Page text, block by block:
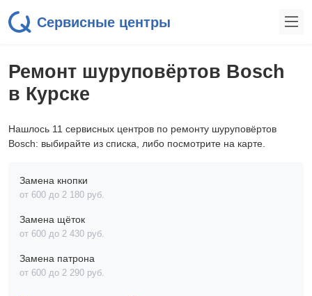
Сервисные центры
Ремонт шуруповёртов Bosch
в Курске
Нашлось 11 сервисных центров по ремонту шуруповёртов
Bosch: выбирайте из списка, либо посмотрите на карте.
Замена кнопки
от 600 до 2 180 pyб.
Замена щёток
от 600 до 2 430 pyб.
Замена патрона
от 600 до 2 290 pyб.